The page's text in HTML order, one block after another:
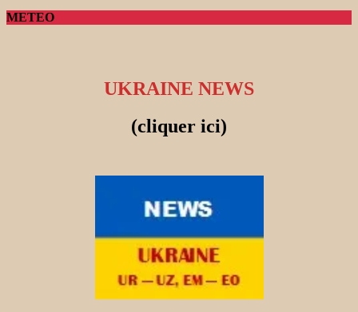
METEO
UKRAINE NEWS
(cliquer ici)